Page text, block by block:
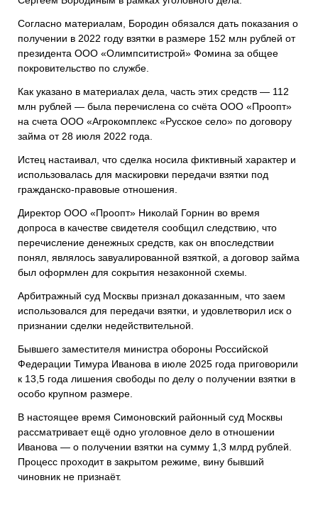
Согласно материалам, Бородин обязался дать показания о
получении в 2022 году взятки в размере 152 млн рублей от
президента ООО «Олимпситистрой» Фомина за общее
покровительство по службе.
Как указано в материалах дела, часть этих средств — 112
млн рублей — была перечислена со счёта ООО «Проопт»
на счета ООО «Агрокомплекс «Русское село» по договору
займа от 28 июля 2022 года.
Истец настаивал, что сделка носила фиктивный характер и
использовалась для маскировки передачи взятки под
гражданско-правовые отношения.
Директор ООО «Проопт» Николай Горнин во время
допроса в качестве свидетеля сообщил следствию, что
перечисление денежных средств, как он впоследствии
понял, являлось завуалированной взяткой, а договор займа
был оформлен для сокрытия незаконной схемы.
Арбитражный суд Москвы признал доказанным, что заем
использовался для передачи взятки, и удовлетворил иск о
признании сделки недействительной.
Бывшего заместителя министра обороны Российской
Федерации Тимура Иванова в июле 2025 года приговорили
к 13,5 года лишения свободы по делу о получении взятки в
особо крупном размере.
В настоящее время Симоновский районный суд Москвы
рассматривает ещё одно уголовное дело в отношении
Иванова — о получении взятки на сумму 1,3 млрд рублей.
Процесс проходит в закрытом режиме, вину бывший
чиновник не признаёт.